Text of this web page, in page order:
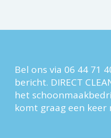
Bel ons via 06 44 71
bericht. DIRECT
het
komt graag een keer